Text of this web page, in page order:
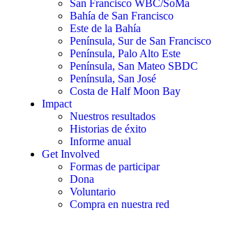
San Francisco WBC/SoMa
Bahía de San Francisco
Este de la Bahía
Península, Sur de San Francisco
Península, Palo Alto Este
Península, San Mateo SBDC
Península, San José
Costa de Half Moon Bay
Impact
Nuestros resultados
Historias de éxito
Informe anual
Get Involved
Formas de participar
Dona
Voluntario
Compra en nuestra red